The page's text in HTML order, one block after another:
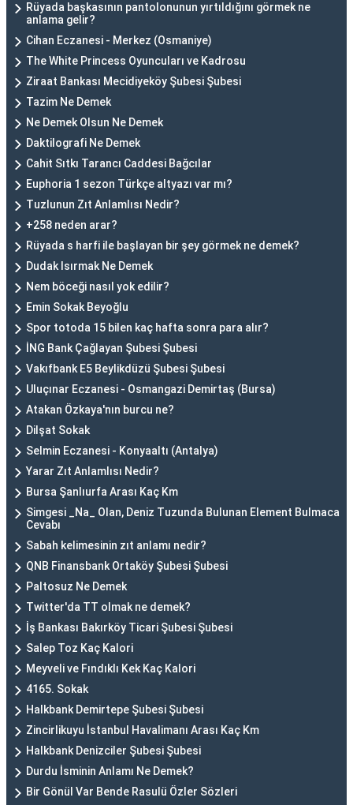
Rüyada başkasının pantolonunun yırtıldığını görmek ne
anlama gelir?
Cihan Eczanesi - Merkez (Osmaniye)
The White Princess Oyuncuları ve Kadrosu
Ziraat Bankası Mecidiyeköy Şubesi Şubesi
Tazim Ne Demek
Ne Demek Olsun Ne Demek
Daktilografi Ne Demek
Cahit Sıtkı Tarancı Caddesi Bağcılar
Euphoria 1 sezon Türkçe altyazı var mı?
Tuzlunun Zıt Anlamlısı Nedir?
+258 neden arar?
Rüyada s harfi ile başlayan bir şey görmek ne demek?
Dudak Isırmak Ne Demek
Nem böceği nasıl yok edilir?
Emin Sokak Beyoğlu
Spor totoda 15 bilen kaç hafta sonra para alır?
İNG Bank Çağlayan Şubesi Şubesi
Vakıfbank E5 Beylikdüzü Şubesi Şubesi
Uluçınar Eczanesi - Osmangazi Demirtaş (Bursa)
Atakan Özkaya'nın burcu ne?
Dilşat Sokak
Selmin Eczanesi - Konyaaltı (Antalya)
Yarar Zıt Anlamlısı Nedir?
Bursa Şanlıurfa Arası Kaç Km
Simgesi _Na_ Olan, Deniz Tuzunda Bulunan Element Bulmaca
Cevabı
Sabah kelimesinin zıt anlamı nedir?
QNB Finansbank Ortaköy Şubesi Şubesi
Paltosuz Ne Demek
Twitter'da TT olmak ne demek?
İş Bankası Bakırköy Ticari Şubesi Şubesi
Salep Toz Kaç Kalori
Meyveli ve Fındıklı Kek Kaç Kalori
4165. Sokak
Halkbank Demirtepe Şubesi Şubesi
Zincirlikuyu İstanbul Havalimanı Arası Kaç Km
Halkbank Denizciler Şubesi Şubesi
Durdu İsminin Anlamı Ne Demek?
Bir Gönül Var Bende Rasulü Özler Sözleri